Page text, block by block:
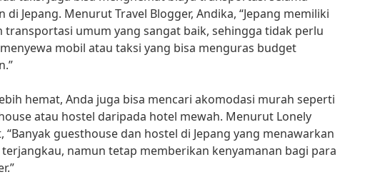
di Jepang. Menurut Travel Blogger, Andika, “Jepang memiliki
transportasi umum yang sangat baik, sehingga tidak perlu
mobil atau taksi yang bisa menguras budget
hemat, Anda juga bisa mencari akomodasi murah seperti
atau hostel daripada hotel mewah. Menurut Lonely
“Banyak guesthouse dan hostel di Jepang yang menawarkan
namun tetap memberikan kenyamanan bagi para